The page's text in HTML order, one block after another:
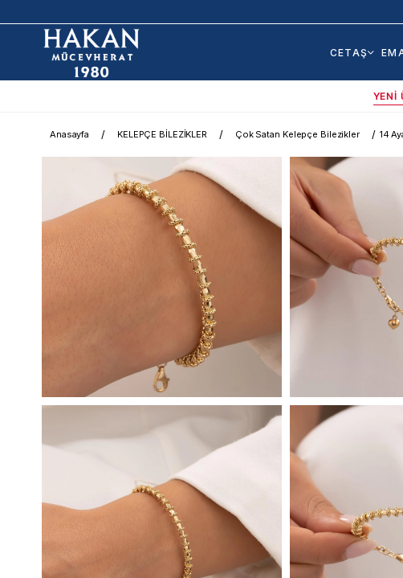
CETAŞ
YENI
Anasayfa KELEPÇE BİLEZİKLER Çok Satan Kelepçe Bilezikler 14